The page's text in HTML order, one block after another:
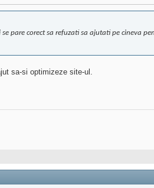
pare corect sa refuzati sa ajutati pe cineva
sa-si optimizeze site-ul.